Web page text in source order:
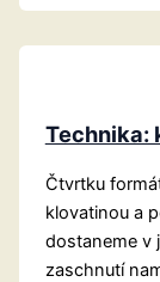
Technika:
Čtvrtku
klovatinou a
dostaneme v
zaschnutí